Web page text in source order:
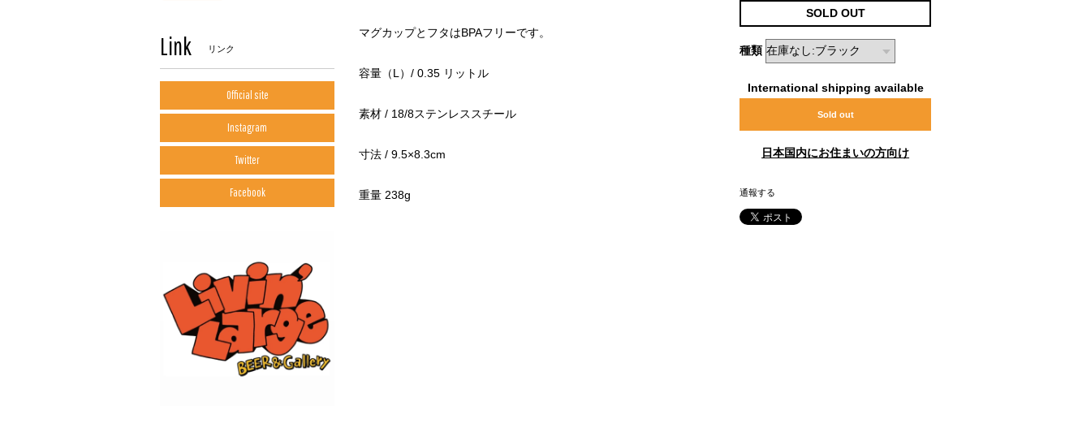
マグカップとフタはBPAフリーです。
容量（L）/ 0.35 リットル
素材 / 18/8ステンレススチール
寸法 / 9.5×8.3cm
重量 238g
SOLD OUT
種類
International shipping available
Sold out
日本国内にお住まいの方向け
通報する
Link リンク
Official site
Instagram
Twitter
Facebook